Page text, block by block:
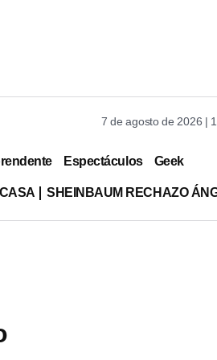
7 de agosto de 2026 |
Espectáculos Geek
SHEINBAUM RECHAZO